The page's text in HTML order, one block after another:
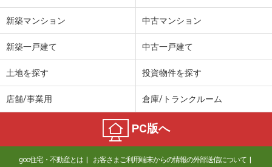
新築マンション 中古マンション
新築一戸建て 中古一戸建て
土地を探す 投資物件を探す
店舗/事業用 倉庫/トランクルーム
PC版へ
goo住宅・不動産とは お客さまご利用端末からの情報の外部送信について